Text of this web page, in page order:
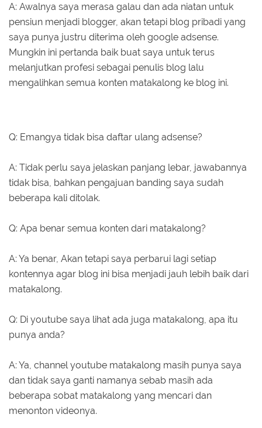
A: Awalnya saya merasa galau dan ada niatan untuk
pensiun menjadi blogger, akan tetapi blog pribadi yang
saya punya justru diterima oleh google adsense.
Mungkin ini pertanda baik buat saya untuk terus
melanjutkan profesi sebagai penulis blog lalu
mengalihkan semua konten matakalong ke blog ini.
Q: Emangya tidak bisa daftar ulang adsense?
A: Tidak perlu saya jelaskan panjang lebar, jawabannya
tidak bisa, bahkan pengajuan banding saya sudah
beberapa kali ditolak.
Q: Apa benar semua konten dari matakalong?
A: Ya benar, Akan tetapi saya perbarui lagi setiap
kontennya agar blog ini bisa menjadi jauh lebih baik dari
matakalong.
Q: Di youtube saya lihat ada juga matakalong, apa itu
punya anda?
A: Ya, channel youtube matakalong masih punya saya
dan tidak saya ganti namanya sebab masih ada
beberapa sobat matakalong yang mencari dan
menonton videonya.